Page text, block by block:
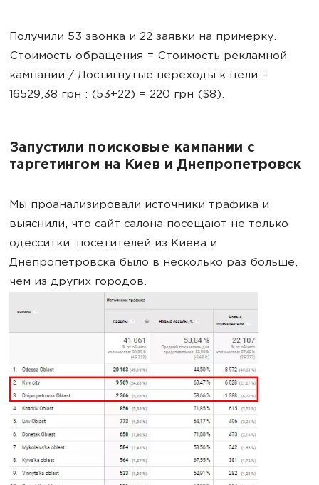
Получили 53 звонка и 22 заявки на примерку.
Стоимость обращения = Стоимость рекламной
кампании / Достигнутые переходы к цели =
16529,38 грн : (53+22) = 220 грн ($8).
Запустили поисковые кампании с
таргетингом на Киев и Днепропетровск
Мы проанализировали источники трафика и
выяснили, что сайт салона посещают не только
одесситки: посетителей из Киева и
Днепропетровска было в несколько раз больше,
чем из других городов.